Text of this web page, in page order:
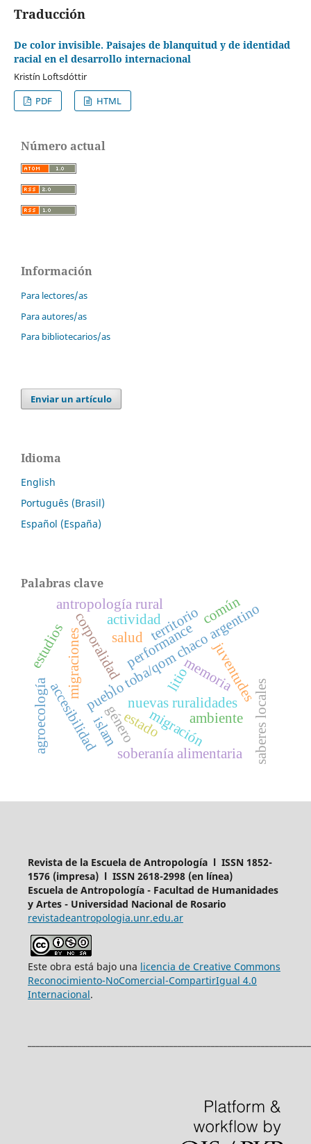
Traducción
De color invisible. Paisajes de blanquitud y de identidad
racial en el desarrollo internacional
Kristín Loftsdóttir
PDF
HTML
Número actual
Información
Para lectores/as
Para autores/as
Para bibliotecarios/as
Enviar un artículo
Idioma
English
Português (Brasil)
Español (España)
Palabras clave
pueblo toba/qom chaco argentino
memoria
corporalidadperformance
migraciones juventudes
nuevas ruralidades
territorio
salud
accesibilidadgénero migración
antropología rural
agroecología soberanía alimentaria saberes locales
litio
común
actividad
ambiente
.
estado
islam
estudios
Revista de la Escuela de Antropología l ISSN 1852-
1576 (impresa) l ISSN 2618-2998 (en línea)
Escuela de Antropología - Facultad de Humanidades
y Artes - Universidad Nacional de Rosario
revistadeantropologia.unr.edu.ar
Este obra está bajo una licencia de Creative Commons
Reconocimiento-NoComercial-CompartirIgual 4.0
Internacional.